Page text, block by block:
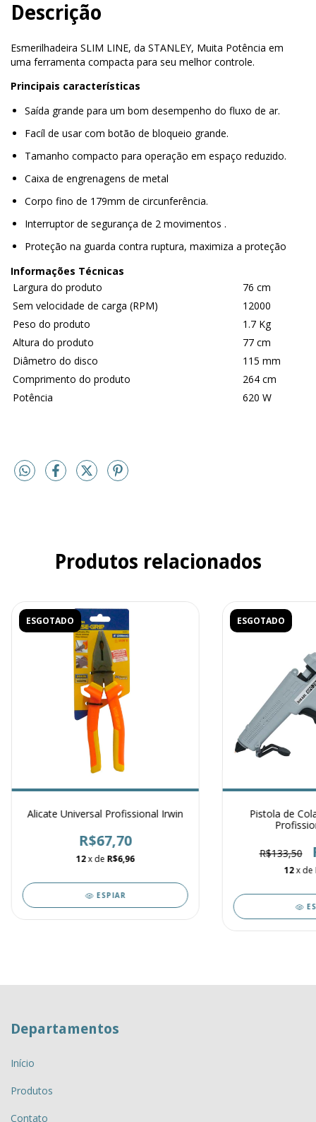
Descrição
Esmerilhadeira SLIM LINE, da STANLEY, Muita Potência em
uma ferramenta compacta para seu melhor controle.
Principais características
Saída grande para um bom desempenho do fluxo de ar.
Facíl de usar com botão de bloqueio grande.
Tamanho compacto para operação em espaço reduzido.
Caixa de engrenagens de metal
Corpo fino de 179mm de circunferência.
Interruptor de segurança de 2 movimentos .
Proteção na guarda contra ruptura, maximiza a proteção
Informações Técnicas
Largura do produto
76 cm
Sem velocidade de carga (RPM)
12000
Peso do produto
1.7 Kg
Altura do produto
77 cm
Diâmetro do disco
115 mm
Comprimento do produto
264 cm
Potência
620 W
Produtos relacionados
ESGOTADO
Alicate Universal Profissional Irwin
R$67,70
12x de R$6,96
ESPIAR
ESGOTADO
Pistola de
R$133,50
12x de
Departamentos
Início
Produtos
Contato